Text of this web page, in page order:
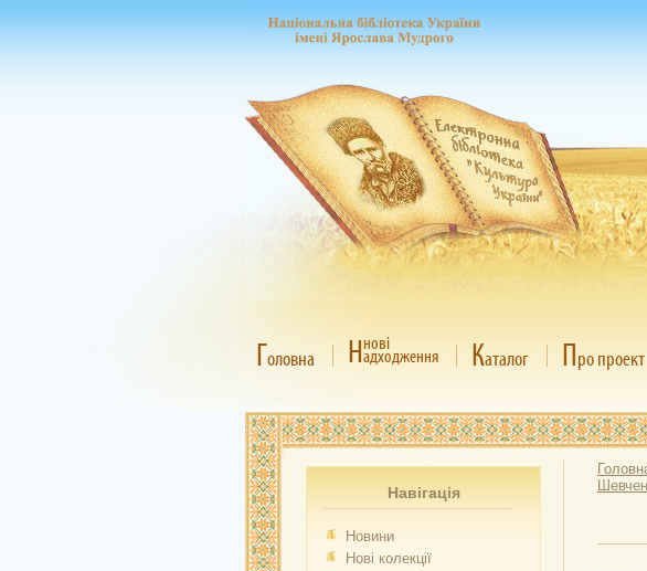
Головна Ннові
адходження Каталог Про проект
Навігація
Новини
Нові колекції